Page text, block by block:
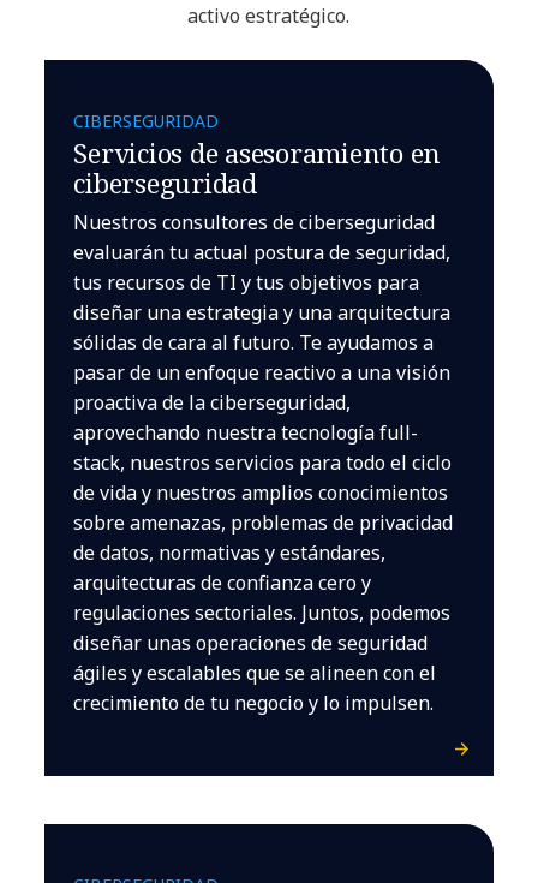
activo estratégico.
CIBERSEGURIDAD
Servicios de asesoramiento en
ciberseguridad
Nuestros consultores de ciberseguridad
evaluarán tu actual postura de seguridad,
tus recursos de TI y tus objetivos para
diseñar una estrategia y una arquitectura
sólidas de cara al futuro. Te ayudamos a
pasar de un enfoque reactivo a una visión
proactiva de la ciberseguridad,
aprovechando nuestra tecnología full-
stack, nuestros servicios para todo el ciclo
de vida y nuestros amplios conocimientos
sobre amenazas, problemas de privacidad
de datos, normativas y estándares,
arquitecturas de confianza cero y
regulaciones sectoriales. Juntos, podemos
diseñar unas operaciones de seguridad
ágiles y escalables que se alineen con el
crecimiento de tu negocio y lo impulsen.